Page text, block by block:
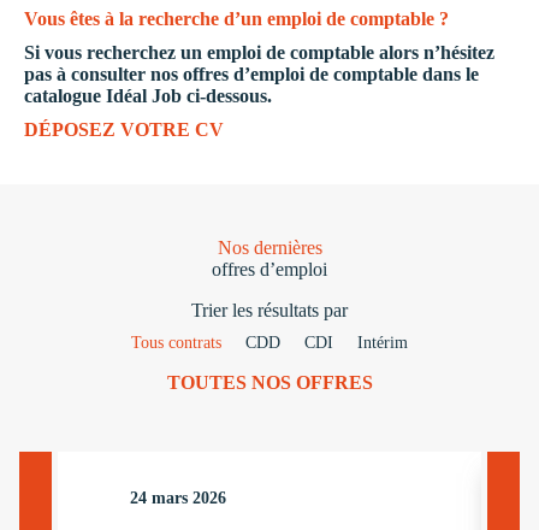
Vous êtes à la recherche d’un emploi de comptable ?
Si vous recherchez un emploi de comptable alors n’hésitez
pas à consulter nos offres d’emploi de comptable dans le
catalogue Idéal Job ci-dessous.
DÉPOSEZ VOTRE CV
Nos dernières
offres d’emploi
Trier les résultats par
Tous contrats CDD CDI Intérim
TOUTES NOS OFFRES
24 mars 2026